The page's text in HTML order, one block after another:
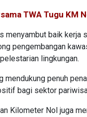
TWA Tugu KM
menyambut baik
pengembangan
lingkungan.
mendukung penuh
bagi sektor
Kilometer Nol juga